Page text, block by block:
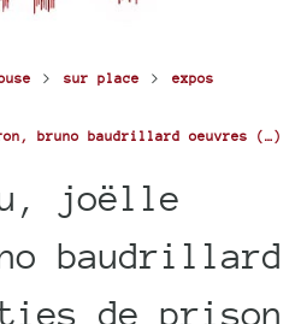
> sur place > expos
bruno baudrillard oeuvres (…)
joëlle
baudrillard
de prison